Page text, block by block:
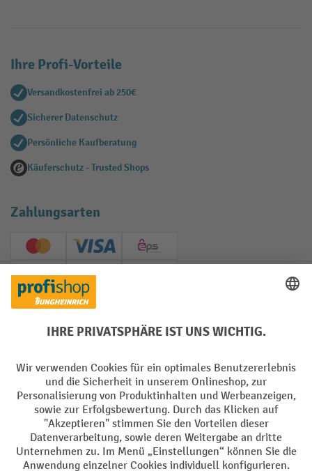
Ihre Profi-Vorteile
Versandkostenfrei ab 250€
Sicherer Datenschutz
Persönliche Kaufberatung
Käuferschutz - Trusted Shops
Zahlungsarten
Creditcard (Master)Creditcard (Visa)
EPS
PayPal
Soziale Netzwerke
Impressum Datenschutz
Barrierefreiheit Privacy Settings